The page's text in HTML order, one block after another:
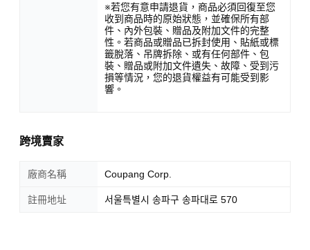
※若您有意申請退貨，商品必須回復至您
收到商品時的原始狀態，並確保所有部
件、內外包裝、贈品及附加文件的完整
性。若商品或贈品已拆封使用、貼紙或標
籤脫落、吊牌拆除、或有任何部件、包
裝、贈品或附加文件遺失、故障、受到污
損等情況，您的退貨權益有可能受到影
響。
跨境賣家
廠商名稱 Coupang Corp.
註冊地址 서울특별시 송파구 송파대로 570